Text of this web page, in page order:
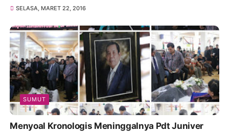
SELASA, MARET 22, 2016
SUMUT
Menyoal Kronologis Meninggalnya Pdt Juniver